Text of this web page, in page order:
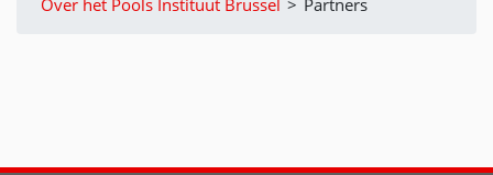
Over het Pools Instituut Brussel > Partners